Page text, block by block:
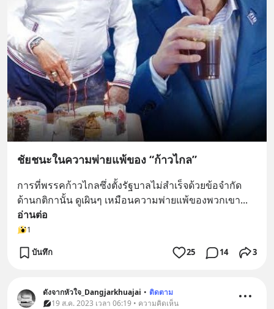
ชัยชนะในความพ่ายแพ้ของ “ก้าวไกล”
การที่พรรคก้าวไกลซึ่งตั้งรัฐบาลไม่สำเร็จด้วยข้อจำกัด
ด้านกติกานั้น ดูเผินๆ เหมือนความพ่ายแพ้ของพวกเขา
อ่านต่อ
1
บันทึก 25 14 3
ดังจากหัวใจ_Dangjarkhuajai • ติดตาม
19 ส.ค. 2023 เวลา 06:19 • ความคิดเห็น